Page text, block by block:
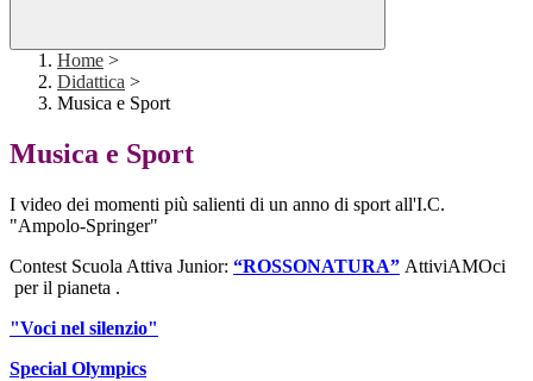
Home >
Didattica >
Musica e Sport
Musica e Sport
I video dei momenti più salienti di un anno di sport all'I.C.
"Ampolo-Springer"
Contest Scuola Attiva Junior: “ROSSONATURA” AttiviAMOci
per il pianeta .
"Voci nel silenzio"
Special Olympics